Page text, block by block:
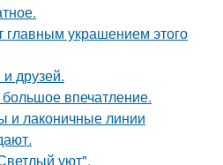
украшением этого
друзей.
впечатление.
и лаконичные линии
уют".